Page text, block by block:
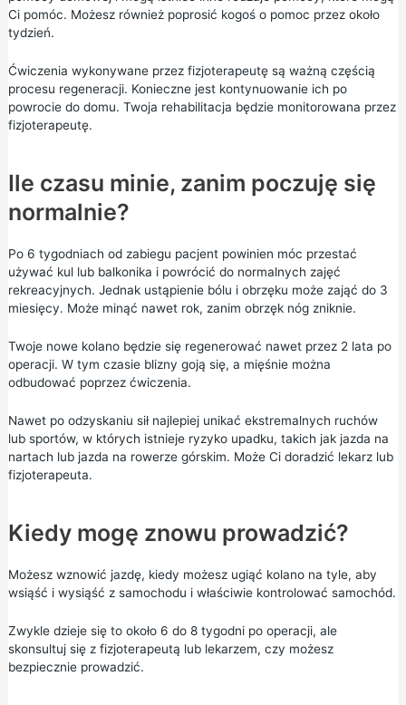
Ci pomóc. Możesz również poprosić kogoś o pomoc przez około
tydzień.
Ćwiczenia wykonywane przez fizjoterapeutę są ważną częścią
procesu regeneracji. Konieczne jest kontynuowanie ich po
powrocie do domu. Twoja rehabilitacja będzie monitorowana przez
fizjoterapeutę.
Ile czasu minie, zanim poczuję się
normalnie?
Po 6 tygodniach od zabiegu pacjent powinien móc przestać
używać kul lub balkonika i powrócić do normalnych zajęć
rekreacyjnych. Jednak ustąpienie bólu i obrzęku może zająć do 3
miesięcy. Może minąć nawet rok, zanim obrzęk nóg zniknie.
Twoje nowe kolano będzie się regenerować nawet przez 2 lata po
operacji. W tym czasie blizny goją się, a mięśnie można
odbudować poprzez ćwiczenia.
Nawet po odzyskaniu sił najlepiej unikać ekstremalnych ruchów
lub sportów, w których istnieje ryzyko upadku, takich jak jazda na
nartach lub jazda na rowerze górskim. Może Ci doradzić lekarz lub
fizjoterapeuta.
Kiedy mogę znowu prowadzić?
Możesz wznowić jazdę, kiedy możesz ugiąć kolano na tyle, aby
wsiąść i wysiąść z samochodu i właściwie kontrolować samochód.
Zwykle dzieje się to około 6 do 8 tygodni po operacji, ale
skonsultuj się z fizjoterapeutą lub lekarzem, czy możesz
bezpiecznie prowadzić.